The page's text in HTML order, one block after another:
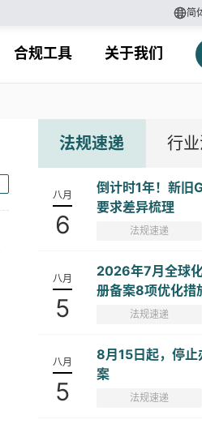
简
合规工具 关于我们
法规速递 行
八月
6
倒计时1年！新
要求差异梳理
法规速递
八月
5
2026年7月全球
册备案8项优化措
用物质清单...
法规速递
八月
5
8月15日起，停止
案
法规速递